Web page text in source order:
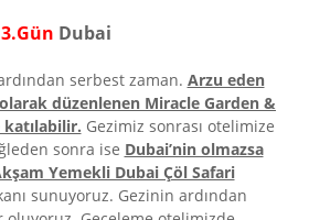
3.Gün Dubai
serbest zaman. Arzu eden
düzenlenen Miracle Garden &
katılabilir. Gezimiz sonrası otelimize
sonra ise Dubai’nin olmazsa
Yemekli Dubai Çöl Safari
sunuyoruz. Gezinin ardından